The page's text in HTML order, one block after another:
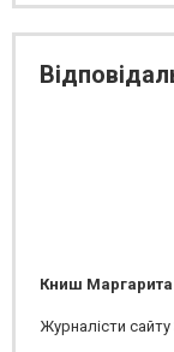
Книш Маргарита
Журналісти